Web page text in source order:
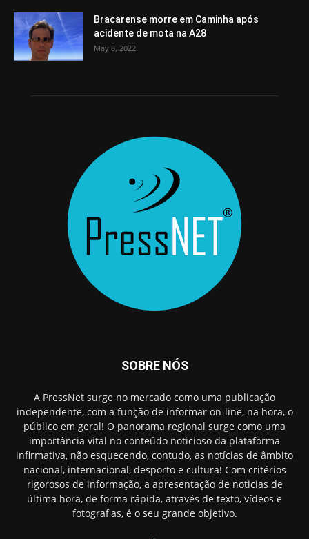
Bracarense morre em Caminha após
acidente de mota na A28
May 8, 2022
SOBRE NÓS
A PressNet surge no mercado como uma publicação
independente, com a função de informar on-line, na hora, o
público em geral! O panorama regional surge como uma
importância vital no conteúdo noticioso da plataforma
infirmativa, não esquecendo, contudo, as notícias de âmbito
nacional, internacional, desporto e cultura! Com critérios
rigorosos de informação, a apresentação de noticias de
última hora, de forma rápida, através de texto, vídeos e
fotografias, é o seu grande objetivo.